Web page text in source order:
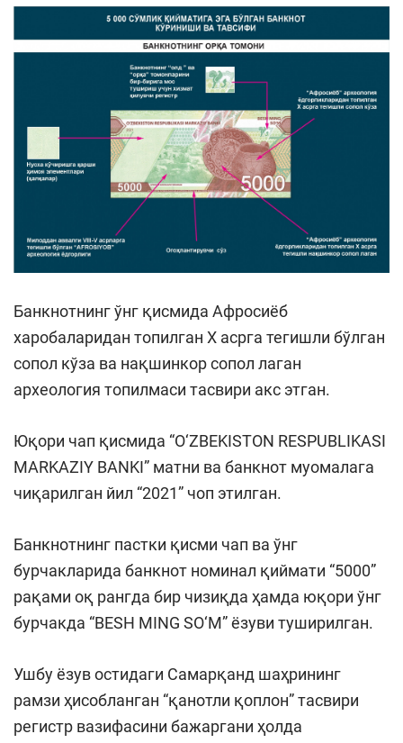
Банкнотнинг ўнг қисмида Афросиёб
харобаларидан топилган X асрга тегишли бўлган
сопол кўза ва нақшинкор сопол лаган
археология топилмаси тасвири акс этган.
Юқори чап қисмида “O‘ZBEKISTON RESPUBLIKASI
MARKAZIY BANKI” матни ва банкнот муомалага
чиқарилган йил “2021” чоп этилган.
Банкнотнинг пастки қисми чап ва ўнг
бурчакларида банкнот номинал қиймати “5000”
рақами оқ рангда бир чизиқда ҳамда юқори ўнг
бурчакда “BESH MING SO‘M” ёзуви туширилган.
Ушбу ёзув остидаги Самарқанд шаҳрининг
рамзи ҳисобланган “қанотли қоплон” тасвири
регистр вазифасини бажаргани ҳолда